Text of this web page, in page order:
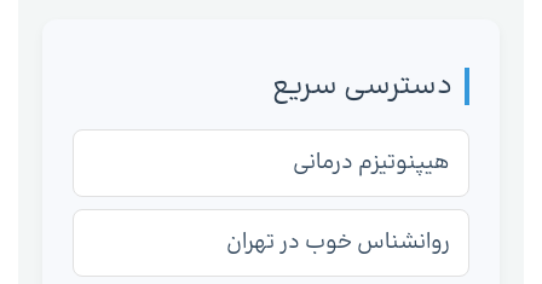
دسترسی سریع
هیپنوتیزم درمانی
روانشناس خوب در تهران